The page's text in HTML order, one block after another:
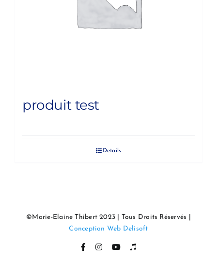
produit test
Details
©Marie-Elaine Thibert 2023 | Tous Droits Réservés |
Conception Web Delisoft
FacebookInstagramYouTube